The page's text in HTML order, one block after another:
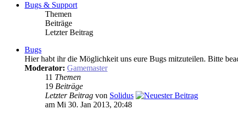
Bugs & Support
Themen
Beiträge
Letzter Beitrag
Bugs
Hier habt ihr die Möglichkeit uns eure Bugs mitzuteilen. Bitte
Moderator: Gamemaster
11 Themen
19 Beiträge
Letzter Beitrag von Solidus
am Mi 30. Jan 2013, 20:48